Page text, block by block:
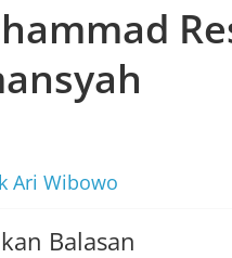
Ari Wibowo
Balasan